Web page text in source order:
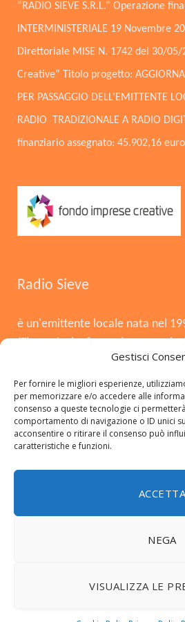
Gestisci
Per fornire le migliori esperienze,
per memorizzare e/o accedere alle
consenso a queste tecnologie ci
comportamento di navigazione o ID unici
acconsentire o ritirare il consenso può
caratteristiche e funzioni.
ACCETTA
NEGA
VISUALIZZA LE
“RADIO SIEVE S.R.L.” Operazione
INTERMINISTERIALE 19 Novembre
Direttoriale MISE N. 1742 del 30/05/
Creative” Titolo progetto:
PER PASSAGGIO DELL’EMITTENTE
RADIO TRADIZIONALE A RADIO
finanziario assegnato: 45.902,16 euro
Radio Sieve
è un'emittente locale nata nel
e il Mugello. Dopo la chiusura
onda il 3 agosto 2015, offrendo
cronaca e approfondimenti. Si
una radio del territorio, con una
DAB+ e sui social.
Copyright © 2026 radiosieve.it
LA NOSTRA STORIA